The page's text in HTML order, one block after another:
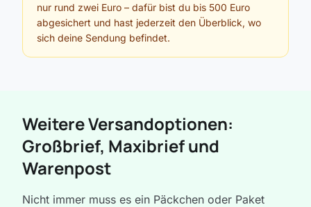
nur rund zwei Euro – dafür bist du bis 500 Euro
abgesichert und hast jederzeit den Überblick, wo
sich deine Sendung befindet.
Weitere Versandoptionen:
Großbrief, Maxibrief und
Warenpost
Nicht immer muss es ein Päckchen oder Paket